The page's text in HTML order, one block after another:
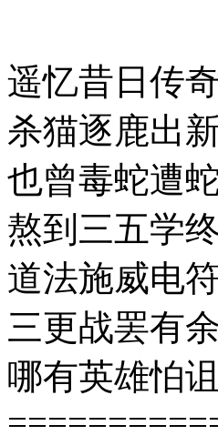
遥忆昔日传
杀猫逐鹿出
也曾毒蛇遭
熬到三五学
道法施威电
三更战罢有
哪有英雄怕